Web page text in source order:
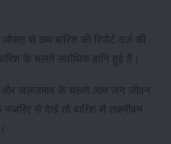
से कम बारिश की रिपोर्ट दर्ज की
के चलते सर्वाधिक हानि हुई है।
और जलजमाव के चलते आम जन जीवन
से देखें तो बारिश से तकरीबन